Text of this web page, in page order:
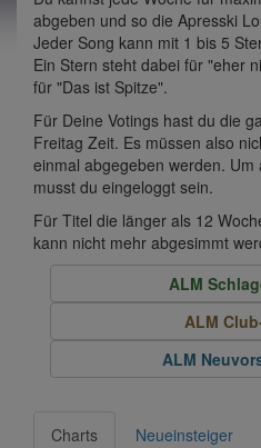
abgeben und so die Apresski
Jeder Song kann mit 1 bis 5
Ein Stern steht dabei für "eher
für "Das ist Spitze".
Für Deine Votings hast du die
Freitag Zeit. Es müssen also
einmal abgegeben werden. Um
musst du eingeloggt sein.
Für Titel die länger als 12
kann nicht mehr abgesimmt
ALM
ALM
ALM
Charts Neueinsteiger